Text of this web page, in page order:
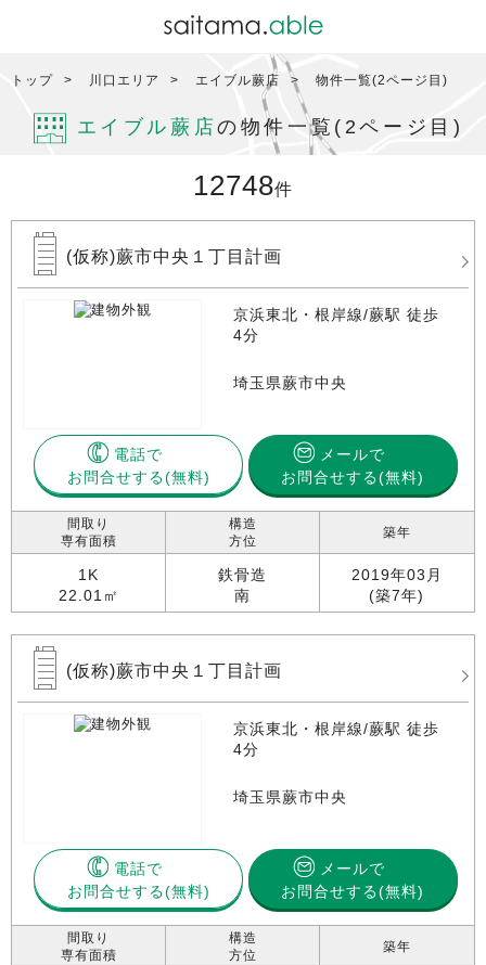
トップ 川口エリア エイブル蕨店 物件一覧(2ページ目)
エイブル蕨店の物件一覧(2ページ目)
12748件
(仮称)蕨市中央１丁目計画
京浜東北・根岸線/蕨駅 徒歩
4分
埼玉県蕨市中央
電話で
お問合せする
メールで
お問合せする(無料)
間取り
専有面積
1K
22.01㎡
構造
方位
鉄骨造
南
築年
2019年03月
(築7年)
(仮称)蕨市中央１丁目計画
京浜東北・根岸線/蕨駅 徒歩
4分
埼玉県蕨市中央
電話で
お問合せする
メールで
お問合せする(無料)
間取り
専有面積
構造
方位
築年